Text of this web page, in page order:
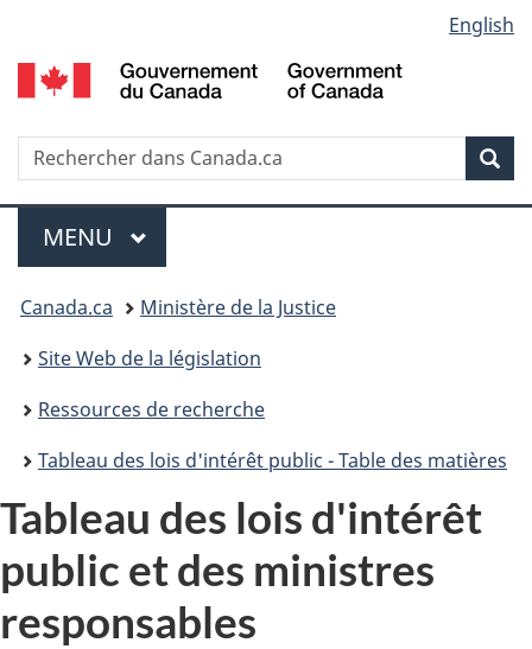
au
contenu
propos
de
la
HTML
simplifiée
selection
English
Recherche
Menu
MENU PRINCIPAL
Vous
etes
ici
Canada.ca
Ministère de la Justice
Site Web de la législation
Ressources de recherche
Tableau des lois d'intérêt public - Table des matières
Tableau des lois d'intérêt
public et des ministres
responsables